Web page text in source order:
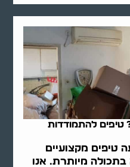
טיפים להתמודדות
טיפים מקצועיים
מיותרת. אנו